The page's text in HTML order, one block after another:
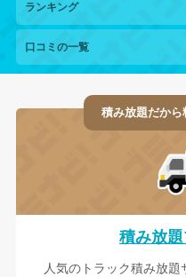
ランキング
口コミの一覧
積み放題だから
積み放
人気のトラック積み放